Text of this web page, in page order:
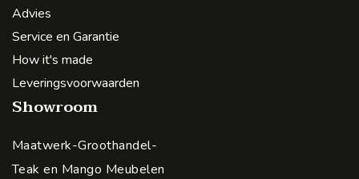
Advies
Service en Garantie
How it's made
Leveringsvoorwaarden
Showroom
Maatwerk-Groothandel-
Teak en Mango Meubelen